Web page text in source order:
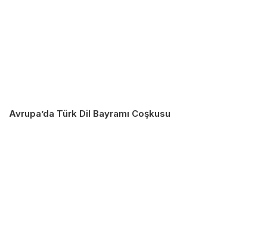
Avrupa’da Türk Dil Bayramı Coşkusu